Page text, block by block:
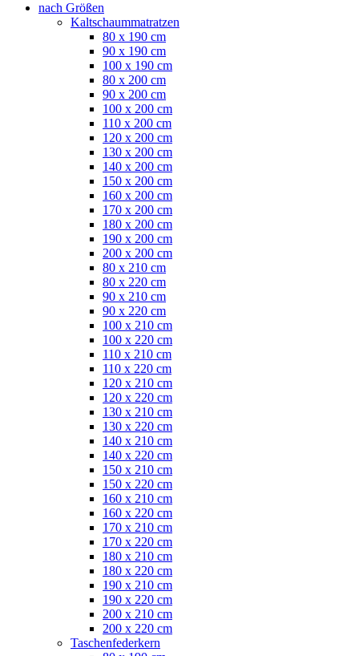
nach Größen
Kaltschaummatratzen
80 x 190 cm
90 x 190 cm
100 x 190 cm
80 x 200 cm
90 x 200 cm
100 x 200 cm
110 x 200 cm
120 x 200 cm
130 x 200 cm
140 x 200 cm
150 x 200 cm
160 x 200 cm
170 x 200 cm
180 x 200 cm
190 x 200 cm
200 x 200 cm
80 x 210 cm
80 x 220 cm
90 x 210 cm
90 x 220 cm
100 x 210 cm
100 x 220 cm
110 x 210 cm
110 x 220 cm
120 x 210 cm
120 x 220 cm
130 x 210 cm
130 x 220 cm
140 x 210 cm
140 x 220 cm
150 x 210 cm
150 x 220 cm
160 x 210 cm
160 x 220 cm
170 x 210 cm
170 x 220 cm
180 x 210 cm
180 x 220 cm
190 x 210 cm
190 x 220 cm
200 x 210 cm
200 x 220 cm
Taschenfederkern